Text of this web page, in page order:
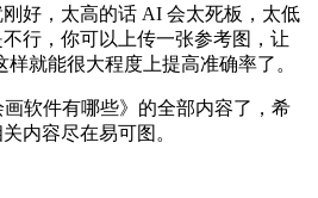
好，太高的话 AI 会太死板，太低
行，你可以上传一张参考图，让
就能很大程度上提高准确率了。
软件有哪些》的全部内容了，希
内容尽在易可图。